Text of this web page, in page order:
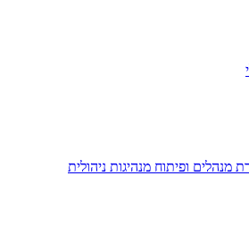
מנהלים ופיתוח מנהיגות ניהולית